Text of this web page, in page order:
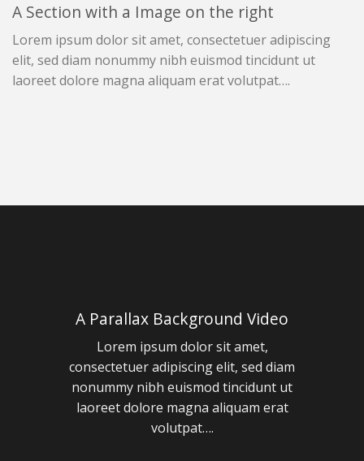
A Section with a Image on the right
Lorem ipsum dolor sit amet, consectetuer adipiscing
elit, sed diam nonummy nibh euismod tincidunt ut
laoreet dolore magna aliquam erat volutpat….
A Parallax Background Video
Lorem ipsum dolor sit amet,
consectetuer adipiscing elit, sed diam
nonummy nibh euismod tincidunt ut
laoreet dolore magna aliquam erat
volutpat….